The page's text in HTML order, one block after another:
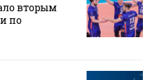
вторым
по